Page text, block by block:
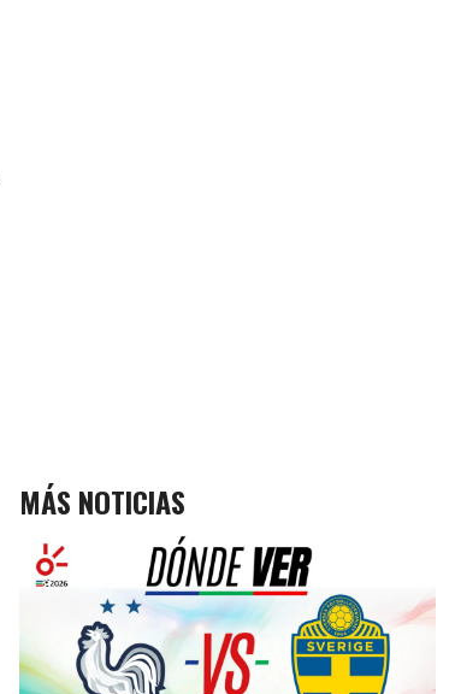
MÁS NOTICIAS